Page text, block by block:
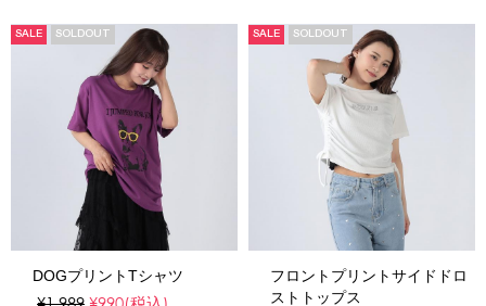
SALE SOLDOUT
DOGプリントTシャツ
SALE SOLDOUT
フロントプリントサイドドロ
ストトップス